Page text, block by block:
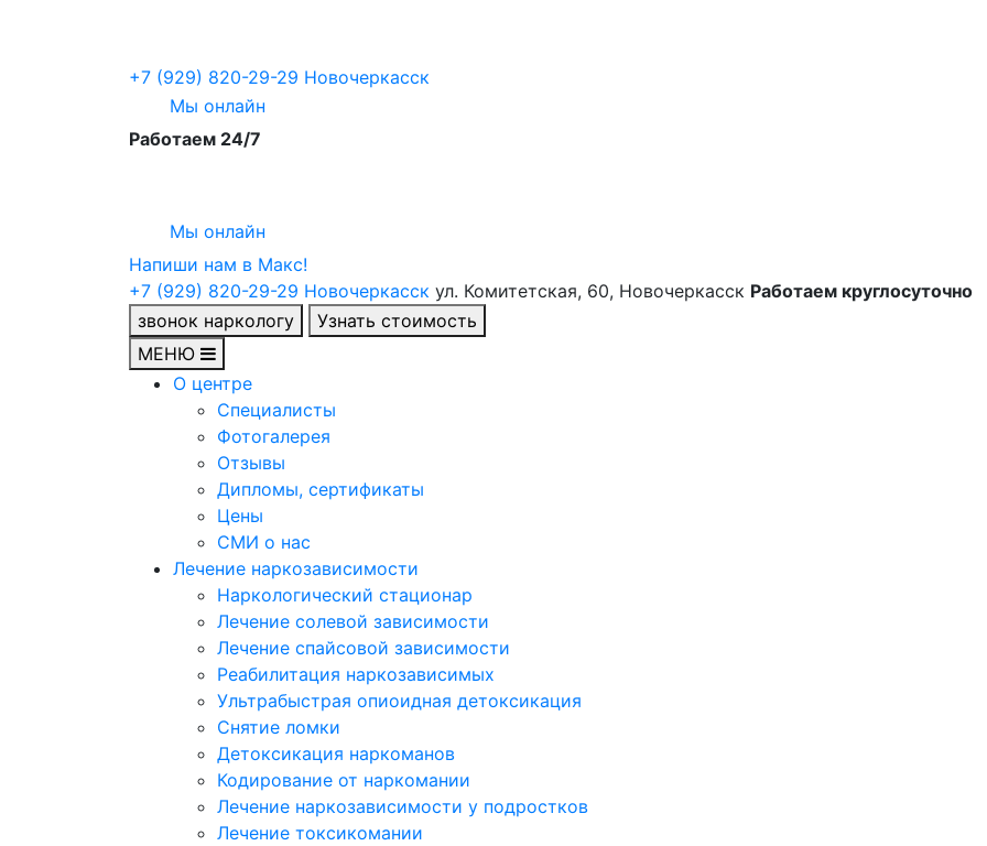
+7 (929) 820-29-29 Новочеркасск
Мы онлайн
Работаем 24/7
Мы онлайн
Напиши нам в Maкс!
+7 (929) 820-29-29 Новочеркасск ул. Комитетская, 60, Новочеркасск Работаем круглосуточно
звонок наркологу
Узнать стоимость
МЕНЮ
О центре
Специалисты
Фотогалерея
Отзывы
Дипломы, сертификаты
Цены
СМИ о нас
Лечение наркозависимости
Наркологический стационар
Лечение солевой зависимости
Лечение спайсовой зависимости
Реабилитация наркозависимых
Ультрабыстрая опиоидная детоксикация
Снятие ломки
Детоксикация наркоманов
Кодирование от наркомании
Лечение наркозависимости у подростков
Лечение токсикомании